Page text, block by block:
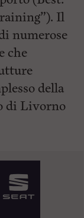
Il
numerose
che
della
di Livorno